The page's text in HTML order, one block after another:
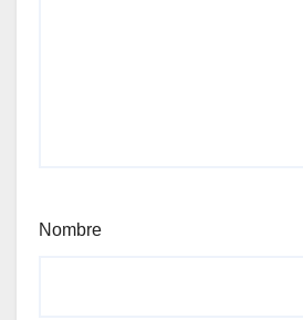
Nombre